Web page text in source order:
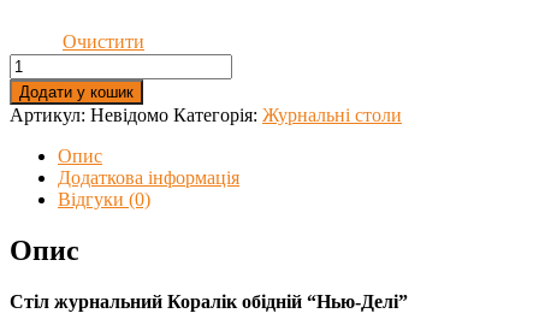
Очистити
Стіл
журнальний
"Нью-
Делі"
кількість
Додати у кошик
Артикул: Невідомо Категорія: Журнальні столи
Опис
Додаткова інформація
Відгуки (0)
Опис
Стіл журнальний Коралік обідній “Нью-Делі”